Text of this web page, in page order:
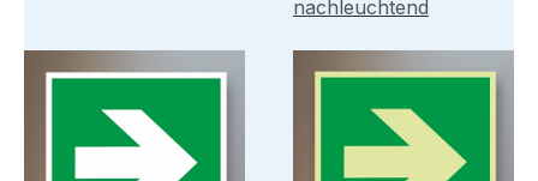
nachleuchtend